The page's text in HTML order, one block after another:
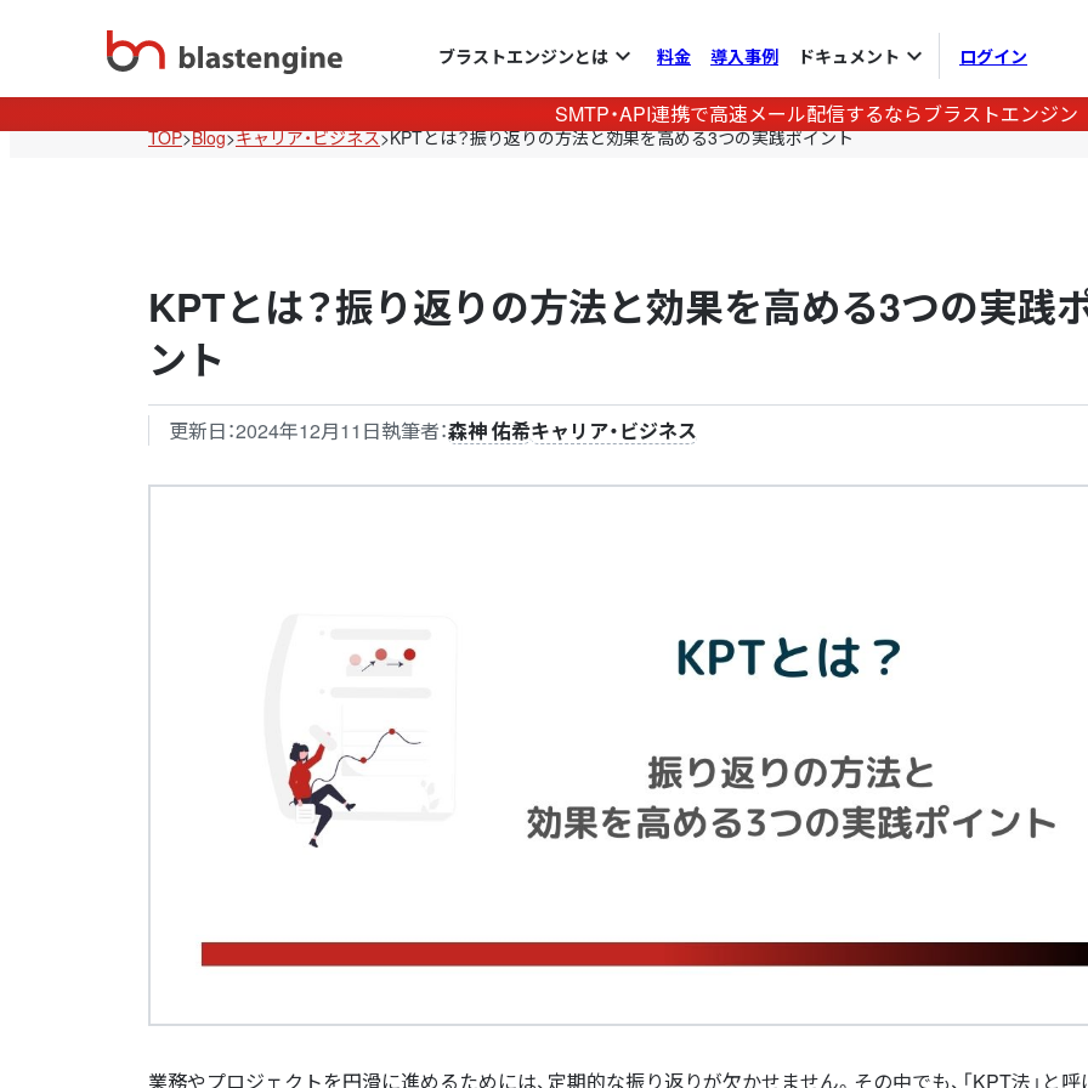
ブラストエンジンとは expand_more 料金 導入事例 ドキュメント expand_more ログイン
SMTP・API連携で高速メール配信するならブラストエンジン
TOP>Blog>キャリア・ビジネス>KPTとは？振り返りの方法と効果を高める3つの実践ポイント
KPTとは？振り返りの方法と効果を高める3つの実践
ント
更新日：2024年12月11日執筆者：森神 佑希キャリア・ビジネス
業務やプロジェクトを円滑に進めるためには、定期的な振り返りが欠かせません。その中でも、「KPT法」と